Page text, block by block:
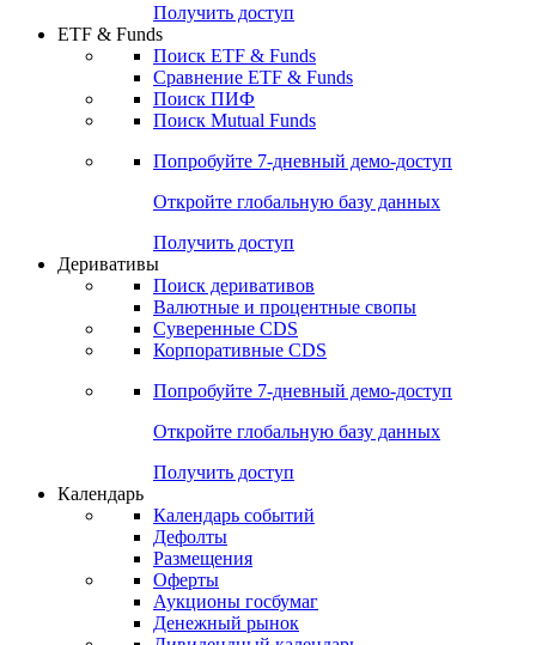
Получить доступ
ETF & Funds
Поиск ETF & Funds
Сравнение ETF & Funds
Поиск ПИФ
Поиск Mutual Funds
Попробуйте 7-дневный демо-доступ
Откройте глобальную базу данных
Получить доступ
Деривативы
Поиск деривативов
Валютные и процентные свопы
Суверенные CDS
Корпоративные CDS
Попробуйте 7-дневный демо-доступ
Откройте глобальную базу данных
Получить доступ
Календарь
Календарь событий
Дефолты
Размещения
Оферты
Аукционы госбумаг
Денежный рынок